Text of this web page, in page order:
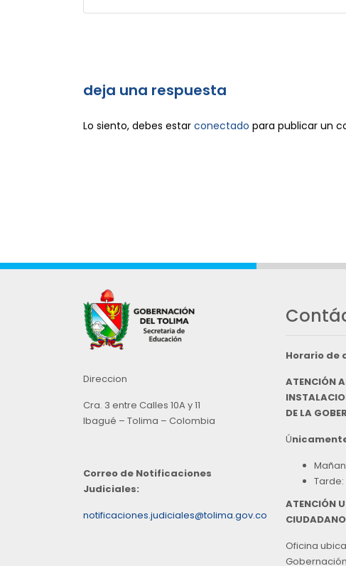
deja una respuesta
Lo siento, debes estar conectado para publicar un
Direccion
Cra. 3 entre Calles 10A y 11
Ibagué – Tolima – Colombia
Correo de Notificaciones
Judiciales:
notificaciones.judiciales@tolima.gov.co
Horario de
ATENCIÓN
DE LA
Ú
Tarde:
ATENCIÓN
Oficina